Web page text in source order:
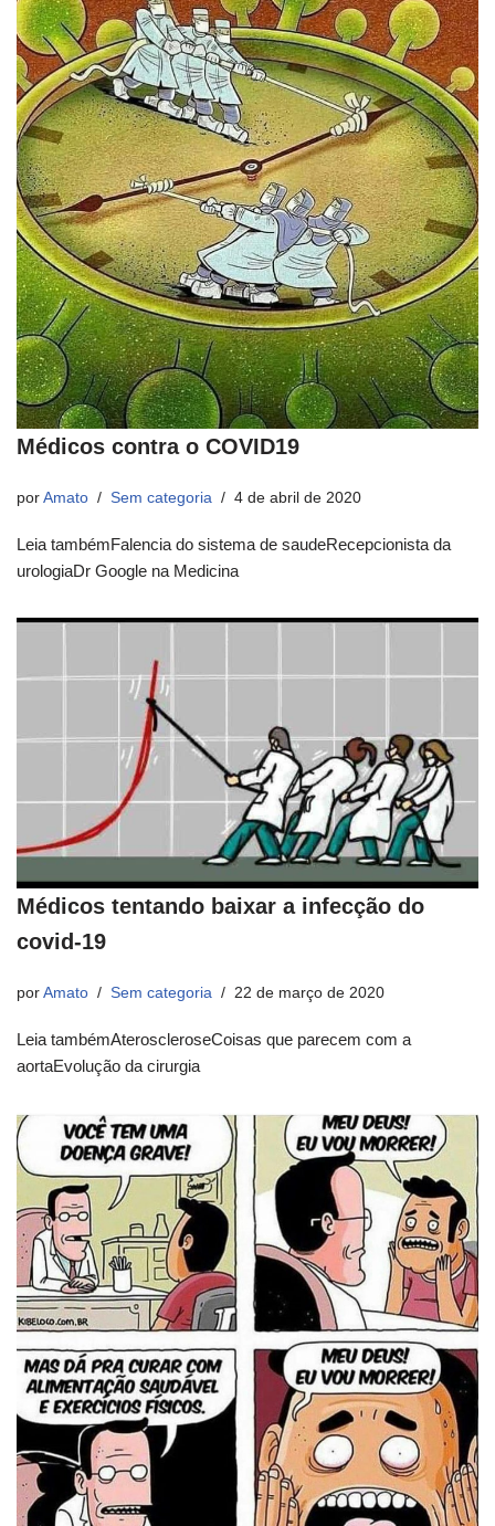
Médicos contra o COVID19
por Amato Sem categoria 4 de abril de 2020
Leia tambémFalencia do sistema de saudeRecepcionista da
urologiaDr Google na Medicina
Médicos tentando baixar a infecção do
covid-19
por Amato Sem categoria 22 de março de 2020
Leia tambémAteroscleroseCoisas que parecem com a
aortaEvolução da cirurgia